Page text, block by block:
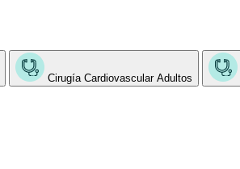
Cirugía Cardiovascular Adultos